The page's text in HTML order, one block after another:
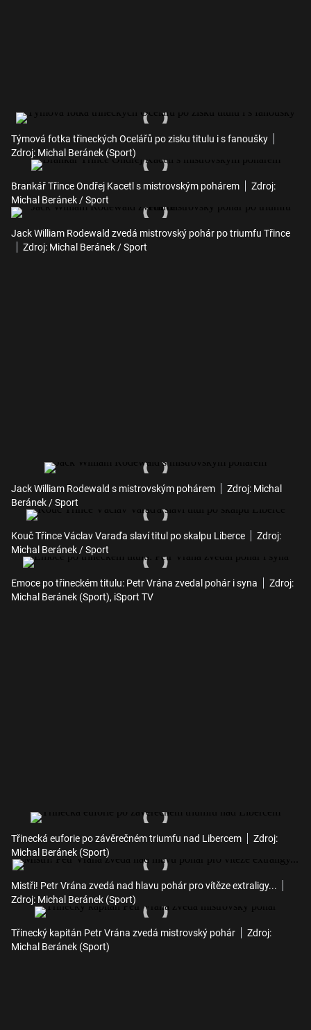
Týmová fotka třineckých Ocelářů po zisku titulu i s fanoušky
Zdroj: Michal Beránek (Sport)
Brankář Třince Ondřej Kacetl s mistrovským pohárem
Zdroj:
Michal Beránek / Sport
Jack William Rodewald zvedá mistrovský pohár po triumfu Třince
Zdroj: Michal Beránek / Sport
Jack William Rodewald s mistrovským pohárem
Zdroj: Michal
Beránek / Sport
Kouč Třince Václav Varaďa slaví titul po skalpu Liberce
Zdroj:
Michal Beránek / Sport
Emoce po třineckém titulu: Petr Vrána zvedal pohár i syna
Zdroj:
Michal Beránek (Sport), iSport TV
Třinecká euforie po závěrečném triumfu nad Libercem
Zdroj:
Michal Beránek (Sport)
Mistři! Petr Vrána zvedá nad hlavu pohár pro vítěze extraligy...
Zdroj: Michal Beránek (Sport)
Třinecký kapitán Petr Vrána zvedá mistrovský pohár
Zdroj:
Michal Beránek (Sport)